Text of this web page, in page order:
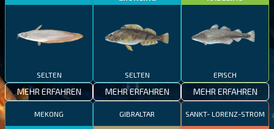
SELTEN
MEHR ERFAHREN
SELTEN
MEHR ERFAHREN
EPISCH
MEHR ERFAHREN
MEKONG GIBRALTAR SANKT- LORENZ-STROM